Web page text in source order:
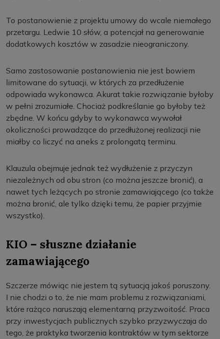
To postanowienie z projektu umowy do wcale niemałego
przetargu. Ledwie 10 słów, a potencjał na generowanie
dodatkowych kosztów w zasadzie nieograniczony.
Samo zastosowanie postanowienia nie jest bowiem
limitowane do sytuacji, w których za przedłużenie
odpowiada wykonawca. Akurat takie rozwiązanie byłoby
w pełni zrozumiałe. Chociaż podkreślanie go byłoby też
zbędne. W końcu gdyby to wykonawca wywołał
okoliczności prowadzące do przedłużonej realizacji nie
miałby co liczyć na aneks z prolongatą terminu.
Klauzula obejmuje jednak też wydłużenie z przyczyn
niezależnych od obu stron (co można jeszcze bronić), a
nawet tych leżących po stronie zamawiającego (co także
można bronić, ale tylko dzięki temu, że papier przyjmie
wszystko).
KIO – słuszne działanie
zamawiającego
Szczerze mówiąc nie jestem tą sytuacją jakoś poruszony.
I nie chodzi o to, że nie mam problemu z rozwiązaniami,
które rażąco naruszają elementarną przyzwoitość. Praca
przy inwestycjach publicznych szybko przyzwyczaja do
tego, że praktyka tworzenia kontraktów w tym sektorze